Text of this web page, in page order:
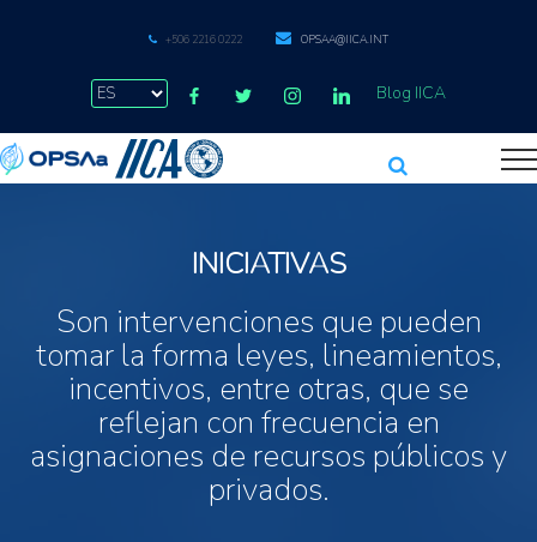
+506 2216 0222 OPSAA@IICA.INT
Blog IICA
INICIATIVAS
Son intervenciones que pueden
tomar la forma leyes, lineamientos,
incentivos, entre otras, que se
reflejan con frecuencia en
asignaciones de recursos públicos y
privados.